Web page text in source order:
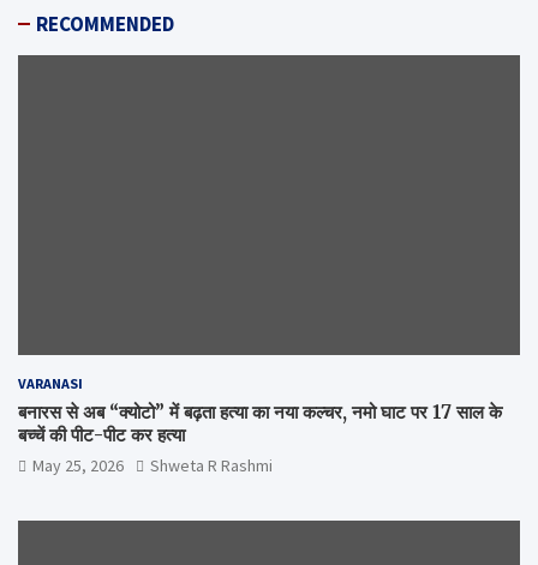
RECOMMENDED
VARANASI
बनारस से अब “क्योटो” में बढ़ता हत्या का नया कल्चर, नमो घाट पर 17 साल के
बच्चें की पीट-पीट कर हत्या
May 25, 2026 Shweta R Rashmi